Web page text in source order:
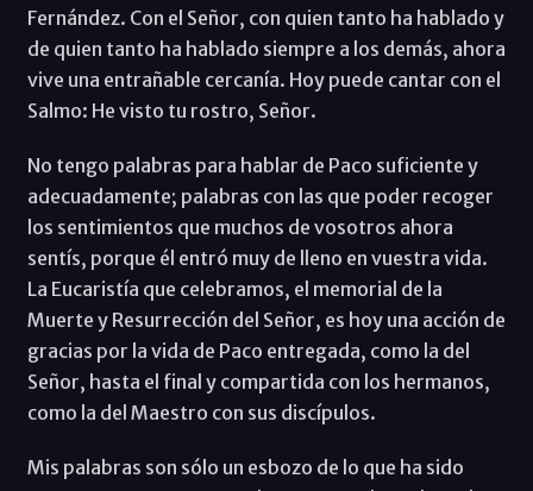
Fernández. Con el Señor, con quien tanto ha hablado y
de quien tanto ha hablado siempre a los demás, ahora
vive una entrañable cercanía. Hoy puede cantar con el
Salmo: He visto tu rostro, Señor.
No tengo palabras para hablar de Paco suficiente y
adecuadamente; palabras con las que poder recoger
los sentimientos que muchos de vosotros ahora
sentís, porque él entró muy de lleno en vuestra vida.
La Eucaristía que celebramos, el memorial de la
Muerte y Resurrección del Señor, es hoy una acción de
gracias por la vida de Paco entregada, como la del
Señor, hasta el final y compartida con los hermanos,
como la del Maestro con sus discípulos.
Mis palabras son sólo un esbozo de lo que ha sido